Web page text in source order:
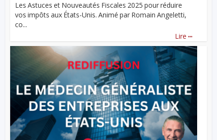
Les Astuces et Nouveautés Fiscales 2025 pour réduire
vos impôts aux États-Unis. Animé par Romain Angeletti,
co...
Lire ...